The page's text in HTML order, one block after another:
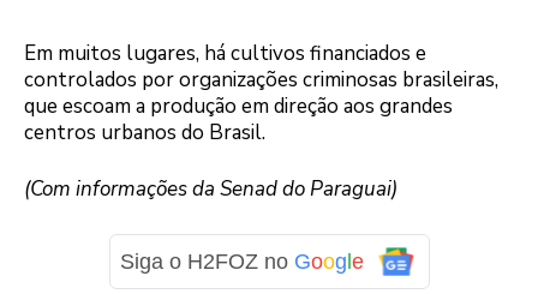
Em muitos lugares, há cultivos financiados e
controlados por organizações criminosas brasileiras,
que escoam a produção em direção aos grandes
centros urbanos do Brasil.
(Com informações da Senad do Paraguai)
Siga o H2FOZ no Google